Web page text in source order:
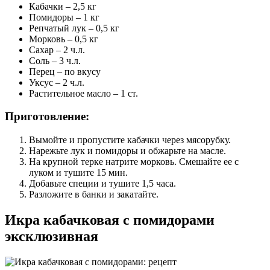
Кабачки – 2,5 кг
Помидоры – 1 кг
Репчатый лук – 0,5 кг
Морковь – 0,5 кг
Сахар – 2 ч.л.
Соль – 3 ч.л.
Перец – по вкусу
Уксус – 2 ч.л.
Растительное масло – 1 ст.
Приготовление:
Вымойте и пропустите кабачки через мясорубку.
Нарежьте лук и помидоры и обжарьте на масле.
На крупной терке натрите морковь. Смешайте ее с
луком и тушите 15 мин.
Добавьте специи и тушите 1,5 часа.
Разложите в банки и закатайте.
Икра кабачковая с помидорами
эксклюзивная